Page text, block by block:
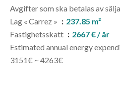
Avgifter som ska betalas av
Lag « Carrez »
237.85 m²
Fastighetsskatt
2667 € / år
Estimated annual energy
3151€ ~ 4263€